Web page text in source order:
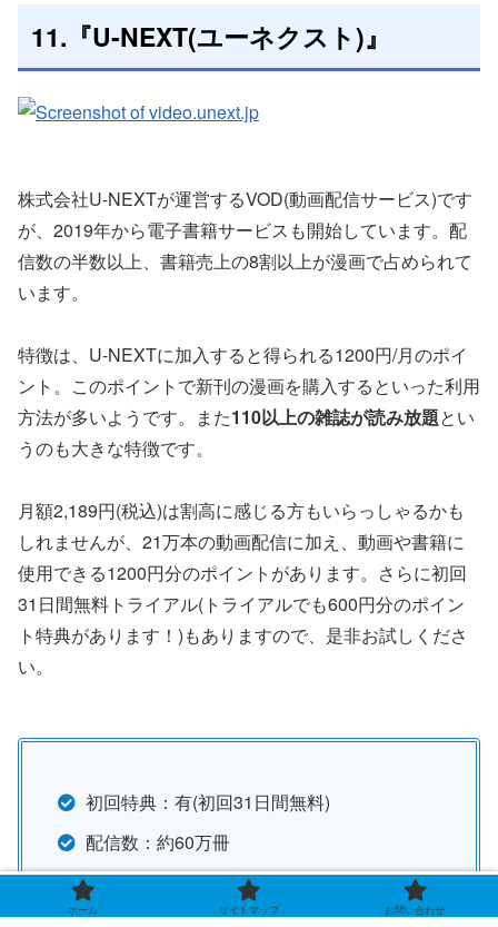
11.『U-NEXT(ユーネクスト)』
株式会社U-NEXTが運営するVOD(動画配信サービス)です
が、2019年から電子書籍サービスも開始しています。配
信数の半数以上、書籍売上の8割以上が漫画で占められて
います。
特徴は、U-NEXTに加入すると得られる1200円/月のポイ
ント。このポイントで新刊の漫画を購入するといった利用
方法が多いようです。また110以上の雑誌が読み放題とい
うのも大きな特徴です。
月額2,189円(税込)は割高に感じる方もいらっしゃるかも
しれませんが、21万本の動画配信に加え、動画や書籍に
使用できる1200円分のポイントがあります。さらに初回
31日間無料トライアル(トライアルでも600円分のポイン
ト特典があります！)もありますので、是非お試しくださ
い。
初回特典：有(初回31日間無料)
配信数：約60万冊
利用方法：会員登録(月額2,189円)
ホーム サイトマップ お問い合わせ